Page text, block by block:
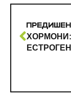
ХОРМОНИ:
ЕСТРОГЕН